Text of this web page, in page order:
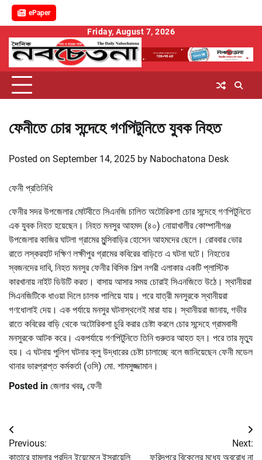
ePaper
content
Friday, August 7, 2026
ফেনীতে চোর সন্দেহে গণপিটুনিতে যুবক নিহত
Posted on September 14, 2025 by Nabochatona Desk
ফেনী প্রতিনিধি
ফেনীর সদর উপজেলার মোটবীতে সিএনজি চালিত অটোরিকশা চোর সন্দেহে গণপিটুনিতে
এক যুবক নিহত হয়েছেন। নিহত মনসুর আহমদ (৪০) নোয়াখালীর কোম্পানীগঞ্জ
উপজেলার কাজির ঘাটলা গ্রামের মুন্সিবাড়ির হোসেন আহমদের ছেলে। রোববার ভোর
রাতে লস্করহাট দক্ষিণ লক্ষীপুর গ্রামের কবিরের বাড়িতে এ ঘটনা ঘটে। নিহতের
স্বজনদের দাবি, নিহত মনসুর ফেনীর বিসিক শিল্প নগরী এলাকার একটি প্লাস্টিক
কারখানায় নাইট ডিউটি করত। বাসায় আসার সময় চোরাই সিএনজিতে উঠে। স্থানীয়রা
সিএনজিটিকে ধাওয়া দিলে চালক পালিয়ে যায়। পরে যাত্রী মনসুরকে স্থানীয়রা
গণধোলাই দেয়। এক পর্যায়ে মনসুর ঘটনাস্থলেই মারা যায়। স্থানীয়রা জানায়, গভীর
রাতে কবিরের বাড়ি থেকে অটোরিকশা চুরি করার চেষ্টা করলে চোর সন্দেহে গ্রামবাসী
মনসুরকে আটক করে। একপর্যায়ে গণপিটুনিতে তিনি গুরুতর আহত হন। পরে তার মৃত্যু
হয়। এ ঘটনায় পুলিশ ঘটনার ক্লু উদ্ধারের চেষ্টা চালাচ্ছে বলে জানিয়েছেন ফেনী মডেল
থানার ভারপ্রাপ্ত কর্মকর্তা (ওসি) মো. শামসুজ্জামান।
Posted in জেলার খবর, ফেনী
Post
navigation
Previous:
কাতারে হামলার পরদিন ইয়েমেনে ইসরায়েলি
Next:
ফরিদপুরে বিকেলের মধ্যে অবরোধ না